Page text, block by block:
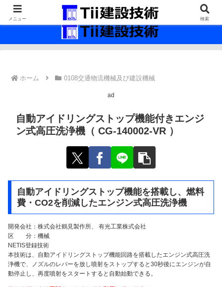
最新の建設技術の情報インフラ。
ホーム 0108交通物流機械及び建設機械
ad
自動アイドリングストップ機能付きエンジ
ン式高圧洗浄機（ CG-140002-VR ）
自動アイドリングストップ機能を搭載し、燃料
費・CO2を削減したエンジン式高圧洗浄機
開発会社：株式会社鶴見製作所、 有光工業株式会社
区 分：機械
NETIS登録技術
本技術は、自動アイドリングストップ機能回路を搭載したエンジン式高圧洗
浄機で、ノズルのレバーを放し噴射をストップすると30秒後にエンジンが自
動停止し、再度噴射をスタートすると自動始動できる。
メニュー 検索